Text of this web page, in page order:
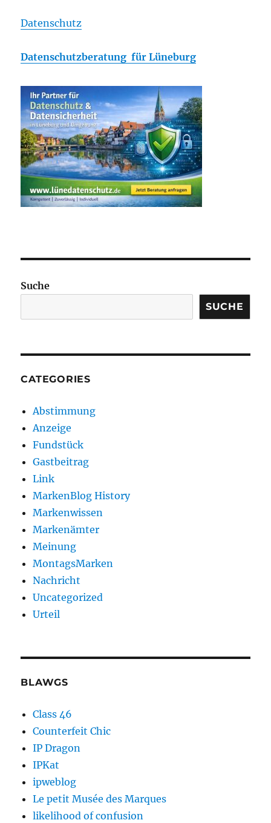
Datenschutz
Datenschutzberatung für Lüneburg
Suche
SUCHE
CATEGORIES
Abstimmung
Anzeige
Fundstück
Gastbeitrag
Link
MarkenBlog History
Markenwissen
Markenämter
Meinung
MontagsMarken
Nachricht
Uncategorized
Urteil
BLAWGS
Class 46
Counterfeit Chic
IP Dragon
IPKat
ipweblog
Le petit Musée des Marques
likelihood of confusion